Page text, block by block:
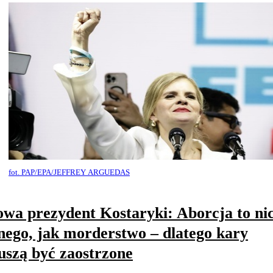
fot. PAP/EPA/JEFFREY ARGUEDAS
prezydent Kostaryki: Aborcja to
jak morderstwo – dlatego kary
być zaostrzone